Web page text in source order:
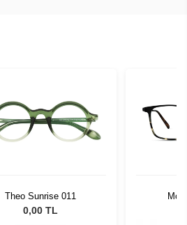
Theo Sunrise 011
0,00 TL